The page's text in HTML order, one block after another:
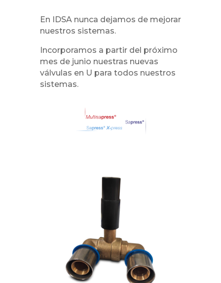
En IDSA nunca dejamos de mejorar
nuestros sistemas.
Incorporamos a partir del próximo
mes de junio nuestras nuevas
válvulas en U para todos nuestros
sistemas.